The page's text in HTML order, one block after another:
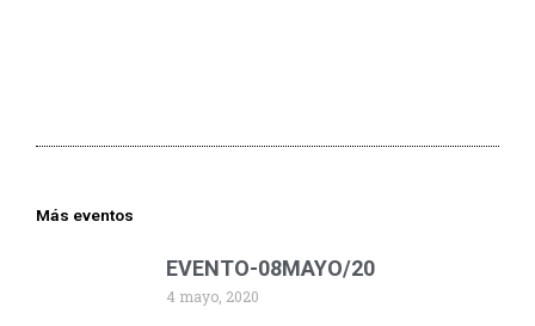
Más eventos
EVENTO-08MAYO/20
4 mayo, 2020